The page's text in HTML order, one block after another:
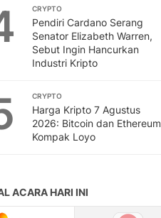
CRYPTO
Pendiri Cardano Serang
Senator Elizabeth Warren,
Sebut Ingin Hancurkan
Industri Kripto
CRYPTO
Harga Kripto 7 Agustus
2026: Bitcoin dan Ethereum
Kompak Loyo